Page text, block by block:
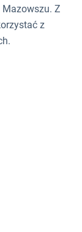
Mazowszu. Z
z